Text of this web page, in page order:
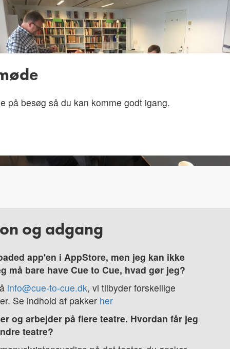
på besøg så du kan komme godt igang.
og adgang
app'en i AppStore, men jeg kan ikke
må bare have Cue to Cue, hvad gør jeg?
info@cue-to-cue.dk, vi tilbyder forskellige
Se indhold af pakker her
og arbejder på flere teatre. Hvordan får jeg
teatre?